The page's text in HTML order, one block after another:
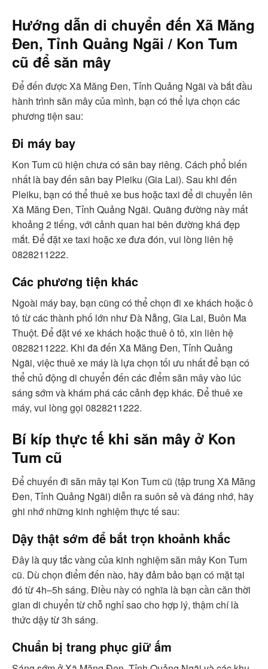
Hướng dẫn di chuyển đến Xã Măng
Đen, Tỉnh Quảng Ngãi / Kon Tum
cũ để săn mây
Để đến được Xã Măng Đen, Tỉnh Quảng Ngãi và bắt đầu
hành trình săn mây của mình, bạn có thể lựa chọn các
phương tiện sau:
Đi máy bay
Kon Tum cũ hiện chưa có sân bay riêng. Cách phổ biến
nhất là bay đến sân bay Pleiku (Gia Lai). Sau khi đến
Pleiku, bạn có thể thuê xe bus hoặc taxi để di chuyển lên
Xã Măng Đen, Tỉnh Quảng Ngãi. Quãng đường này mất
khoảng 2 tiếng, với cảnh quan hai bên đường khá đẹp
mắt. Để đặt xe taxi hoặc xe đưa đón, vui lòng liên hệ
0828211222.
Các phương tiện khác
Ngoài máy bay, bạn cũng có thể chọn đi xe khách hoặc ô
tô từ các thành phố lớn như Đà Nẵng, Gia Lai, Buôn Ma
Thuột. Để đặt vé xe khách hoặc thuê ô tô, xin liên hệ
0828211222. Khi đã đến Xã Măng Đen, Tỉnh Quảng
Ngãi, việc thuê xe máy là lựa chọn tối ưu nhất để bạn có
thể chủ động di chuyển đến các điểm săn mây vào lúc
sáng sớm và khám phá các cảnh đẹp khác. Để thuê xe
máy, vui lòng gọi 0828211222.
Bí kíp thực tế khi săn mây ở Kon
Tum cũ
Để chuyến đi săn mây tại Kon Tum cũ (tập trung Xã Măng
Đen, Tỉnh Quảng Ngãi) diễn ra suôn sẻ và đáng nhớ, hãy
ghi nhớ những kinh nghiệm thực tế sau:
Dậy thật sớm để bắt trọn khoảnh khắc
Đây là quy tắc vàng của kinh nghiệm săn mây Kon Tum
cũ. Dù chọn điểm đến nào, hãy đảm bảo bạn có mặt tại
đó từ 4h–5h sáng. Điều này có nghĩa là bạn cần căn thời
gian di chuyển từ chỗ nghỉ sao cho hợp lý, thậm chí là
thức dậy từ 3h sáng.
Chuẩn bị trang phục giữ ấm